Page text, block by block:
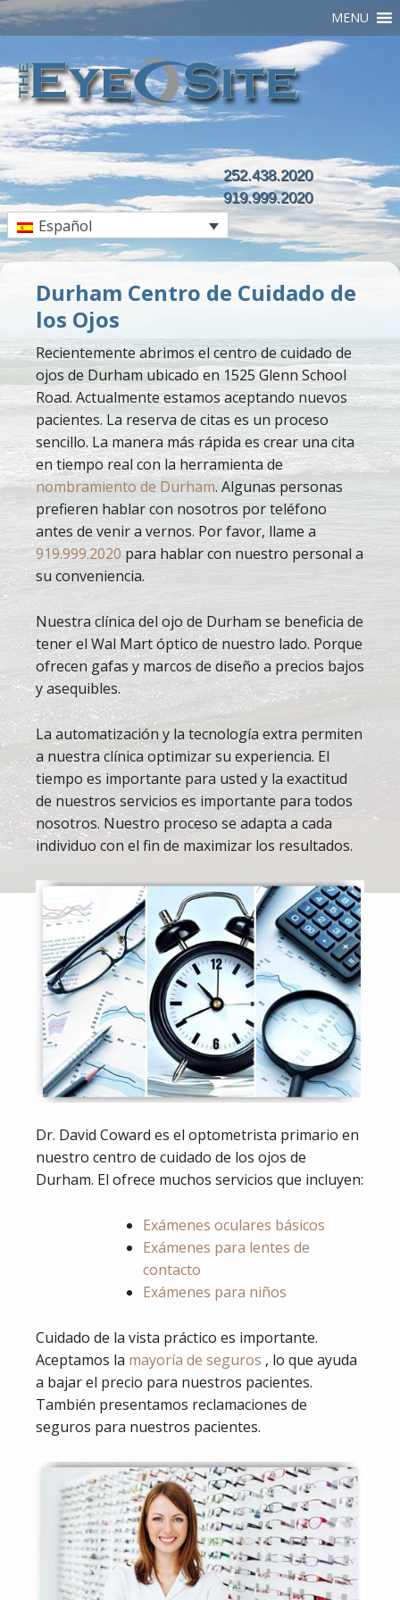
MENU
252.438.2020
919.999.2020
Español
Durham Centro de Cuidado de
los Ojos
Recientemente abrimos el centro de cuidado de
ojos de Durham ubicado en 1525 Glenn School
Road. Actualmente estamos aceptando nuevos
pacientes. La reserva de citas es un proceso
sencillo. La manera más rápida es crear una cita
en tiempo real con la herramienta de
nombramiento de Durham. Algunas personas
prefieren hablar con nosotros por teléfono
antes de venir a vernos. Por favor, llame a
919.999.2020 para hablar con nuestro personal a
su conveniencia.
Nuestra clínica del ojo de Durham se beneficia de
tener el Wal Mart óptico de nuestro lado. Porque
ofrecen gafas y marcos de diseño a precios bajos
y asequibles.
La automatización y la tecnología extra permiten
a nuestra clínica optimizar su experiencia. El
tiempo es importante para usted y la exactitud
de nuestros servicios es importante para todos
nosotros. Nuestro proceso se adapta a cada
individuo con el fin de maximizar los resultados.
Dr. David Coward es el optometrista primario en
nuestro centro de cuidado de los ojos de
Durham. El ofrece muchos servicios que incluyen:
Exámenes oculares básicos
Exámenes para lentes de
contacto
Exámenes para niños
Cuidado de la vista práctico es importante.
Aceptamos la mayoría de seguros , lo que ayuda
a bajar el precio para nuestros pacientes.
También presentamos reclamaciones de
seguros para nuestros pacientes.